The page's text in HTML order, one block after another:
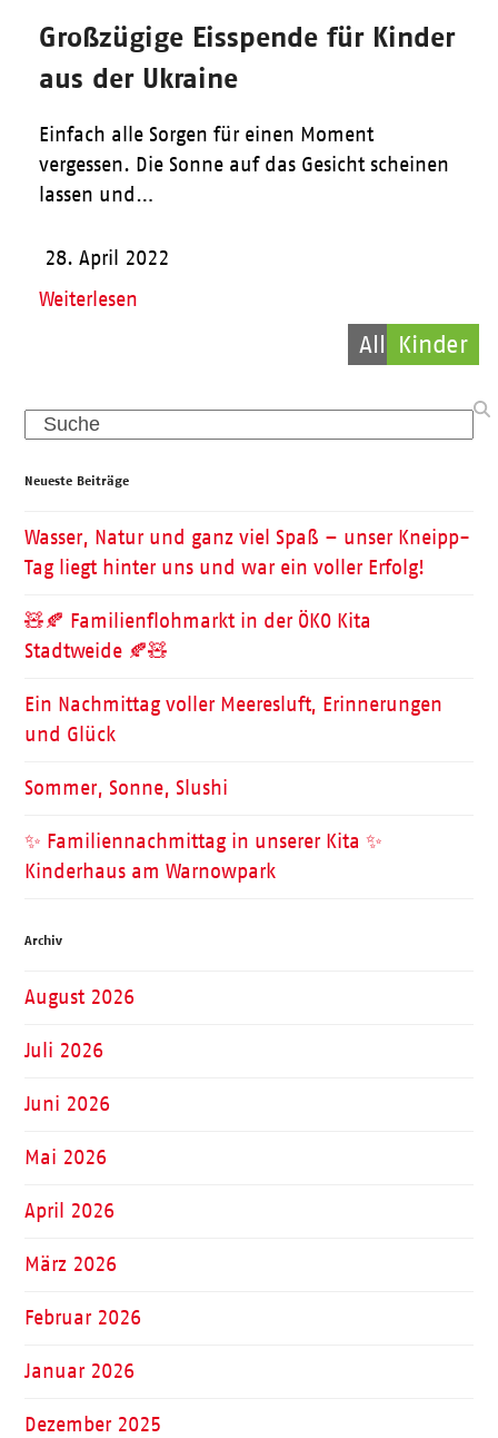
Allgemein
Allgemein
Kinder
Großzügige Eisspende für Kinder
aus der Ukraine
Einfach alle Sorgen für einen Moment
vergessen. Die Sonne auf das Gesicht scheinen
lassen und…
28. April 2022
Weiterlesen
Search
Neueste Beiträge
Wasser, Natur und ganz viel Spaß – unser Kneipp-
Tag liegt hinter uns und war ein voller Erfolg!
🧸🍂 Familienflohmarkt in der ÖKO Kita
Stadtweide 🍂🧸
Ein Nachmittag voller Meeresluft, Erinnerungen
und Glück
Sommer, Sonne, Slushi
✨ Familiennachmittag in unserer Kita ✨
Kinderhaus am Warnowpark
Archiv
August 2026
Juli 2026
Juni 2026
Mai 2026
April 2026
März 2026
Februar 2026
Januar 2026
Dezember 2025